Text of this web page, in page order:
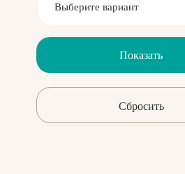
Выберите вариант